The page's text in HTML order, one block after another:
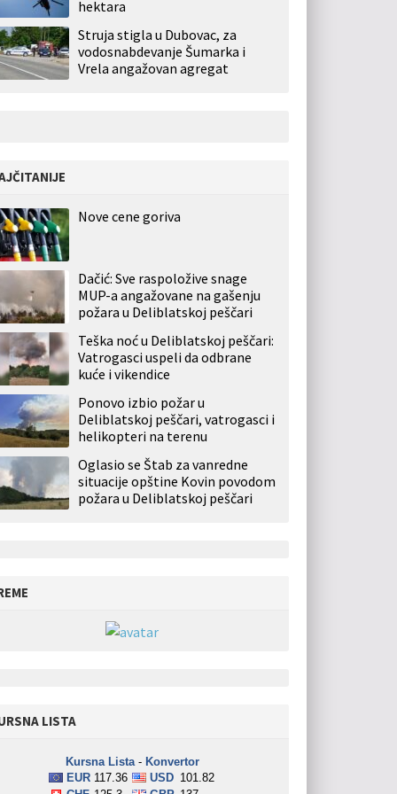
hektara
Struja stigla u Dubovac, za
vodosnabdevanje Šumarka i
Vrela angažovan agregat
Nove cene goriva
Dačić: Sve raspoložive snage
MUP-a angažovane na gašenju
požara u Deliblatskoj peščari
Teška noć u Deliblatskoj peščari:
Vatrogasci uspeli da odbrane
kuće i vikendice
Ponovo izbio požar u
Deliblatskoj peščari, vatrogasci i
helikopteri na terenu
Oglasio se Štab za vanredne
situacije opštine Kovin povodom
požara u Deliblatskoj peščari
LISTA